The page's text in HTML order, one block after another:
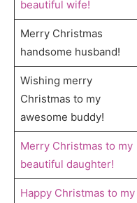
beautiful wife!
Merry Christmas
handsome husband!
Wishing merry
Christmas to my
awesome buddy!
Merry Christmas to my
beautiful daughter!
Happy Christmas to my